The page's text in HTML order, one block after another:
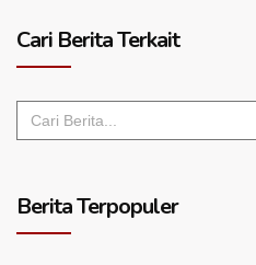
Cari Berita Terkait
Search
for:
Berita Terpopuler